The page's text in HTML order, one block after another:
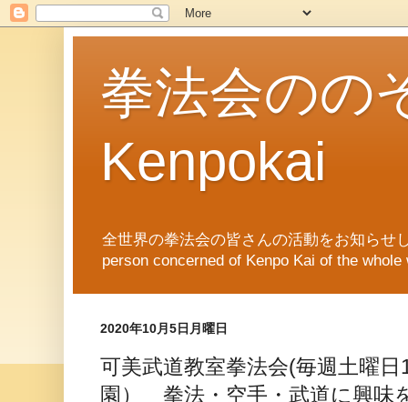
拳法会の
Kenpokai
全世界の拳法会の皆さんの活動をお知らせ
person concerned of Kenpo Kai of the
2020年10月5日月曜日
可美武道教室拳法会(毎週土曜
園） 拳法・空手・武道に興味